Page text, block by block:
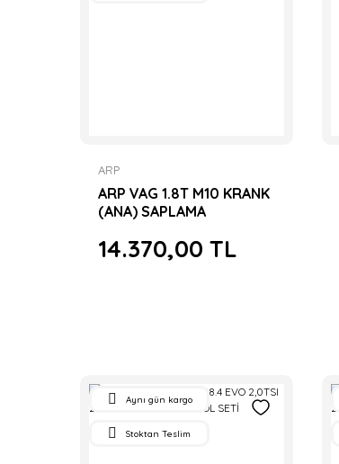
ARP
ARP VAG 1.8T M10 KRANK
(ANA) SAPLAMA
14.370,00 TL
Aynı gün kargo
Stoktan Teslim